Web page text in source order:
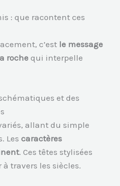
: que racontent ces
c’est le message
roche qui interpelle
et des
allant du simple
Lescaractères
. Ces têtes stylisées
travers les siècles.